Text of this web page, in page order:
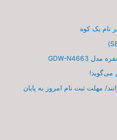
نام یک کوه
می‌گوید!
مهلت ثبت نام امروز به پایان